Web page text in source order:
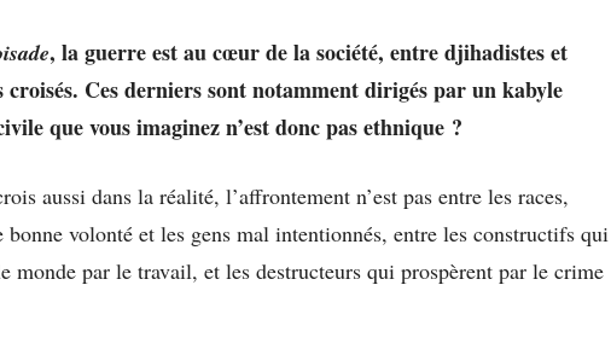
, la guerre est au cœur de la société, entre djihadistes et
croisés. Ces derniers sont notamment dirigés par un kabyle
que vous imaginez n’est donc pas ethnique ?
aussi dans la réalité, l’affrontement n’est pas entre les races,
bonne volonté et les gens mal intentionnés, entre les constructifs qui
monde par le travail, et les destructeurs qui prospèrent par le crime